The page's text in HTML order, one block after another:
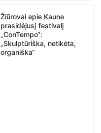
Žiūrovai apie Kaune
prasidėjusį festivalį
„ConTempo“:
„Skulptūriška, netikėta,
organiška“